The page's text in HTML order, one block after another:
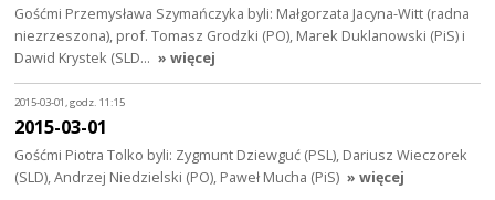
Gośćmi Przemysława Szymańczyka byli: Małgorzata Jacyna-Witt (radna
niezrzeszona), prof. Tomasz Grodzki (PO), Marek Duklanowski (PiS) i
Dawid Krystek (SLD… » więcej
2015-03-01, godz. 11:15
2015-03-01
Gośćmi Piotra Tolko byli: Zygmunt Dziewguć (PSL), Dariusz Wieczorek
(SLD), Andrzej Niedzielski (PO), Paweł Mucha (PiS) » więcej